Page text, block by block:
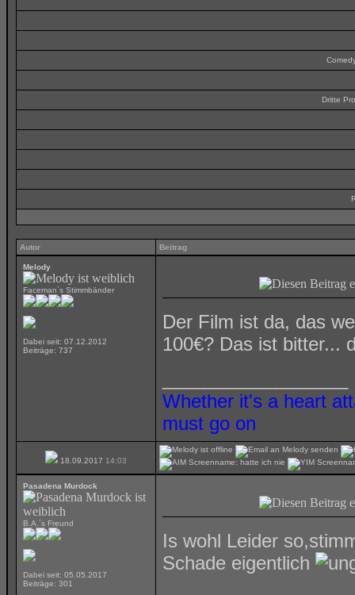
Dritte
Autor Beitrag
Melody
Faceman´s Stimmbänder
Dabei seit: 07.12.2012
Beiträge: 737
Der Film ist da, das
100€? Das ist bitter...
Whether it's a heart
must go on
18.09.2017 14:03
Pasadena Murdock
B.A.´s Freund
Dabei seit: 05.05.2017
Beiträge: 301
Is wohl Leider
Schade eigentlich